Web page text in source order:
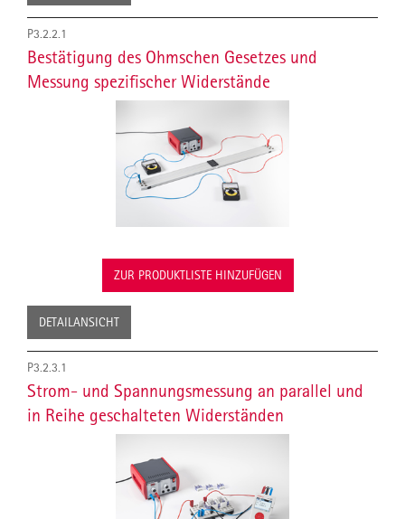
P3.2.2.1
Bestätigung des Ohmschen Gesetzes und
Messung spezifischer Widerstände
ZUR PRODUKTLISTE HINZUFÜGEN
DETAILANSICHT
P3.2.3.1
Strom- und Spannungsmessung an parallel und
in Reihe geschalteten Widerständen